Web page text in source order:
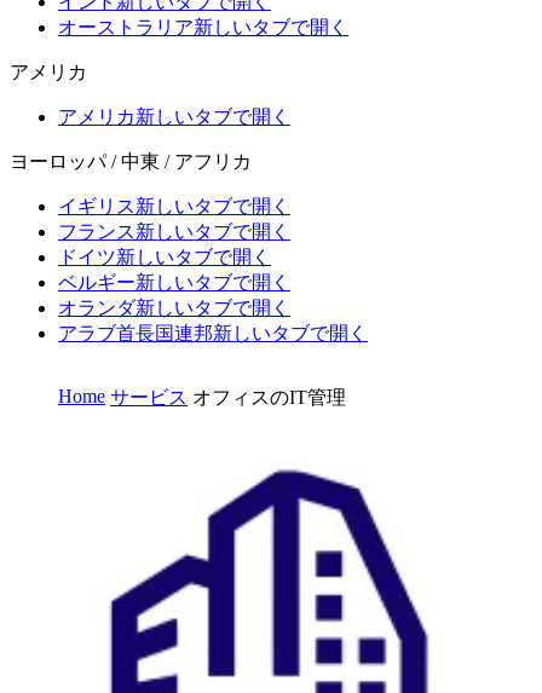
オーストラリア新しいタブで開く
アメリカ
アメリカ新しいタブで開く
ヨーロッパ / 中東 / アフリカ
イギリス新しいタブで開く
フランス新しいタブで開く
ドイツ新しいタブで開く
ベルギー新しいタブで開く
オランダ新しいタブで開く
アラブ首長国連邦新しいタブで開く
Home サービス オフィスのIT管理